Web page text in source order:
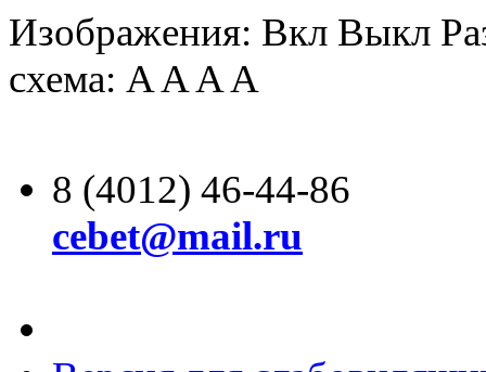
Изображения: Вкл Выкл
схема: AAAA
8 (4012) 46-44-86
cebet@mail.ru